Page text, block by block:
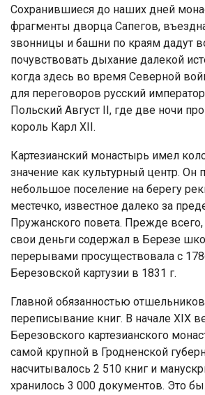
Сохранившиеся до наших дней
фрагменты дворца Сапегов,
звонницы и башни по краям дадут
почувствовать дыхание далекой
когда здесь во время Северной
для переговоров русский
Польский Август II, где две ночи
король Карл XII.
Картезианский монастырь имел
значение как культурный центр. Он
небольшое поселение на берегу
местечко, известное далеко за
Пружанского повета. Прежде
свои деньги содержал в Березе
перерывами просуществовала с
Березовской картузии в 1831 г.
Главной обязанностью
переписывание книг. В начале XIX
Березовского картезианского
самой крупной в Гродненской
насчитывалось 2 510 книг и
хранилось 3 000 документов. Это